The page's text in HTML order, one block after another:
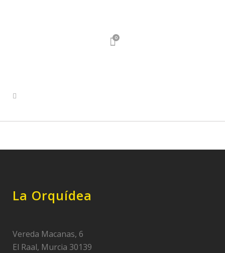
0
La Orquídea
Vereda Macanas, 6
El Raal, Murcia 30139